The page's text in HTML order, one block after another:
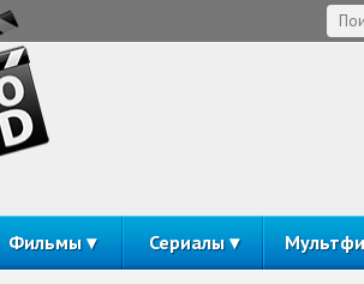
Фильмы Сериалы